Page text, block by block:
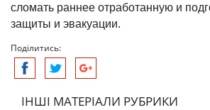
сломать раннее отработанную и
защиты и эвакуации.
Поділитись:
ІНШІ МАТЕРІАЛИ РУБРИКИ